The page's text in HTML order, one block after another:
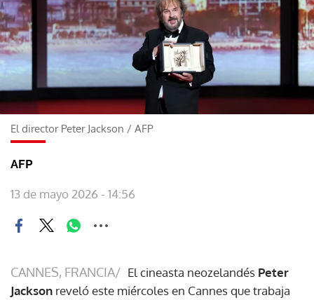
El director Peter Jackson / AFP
AFP
13 de mayo 2026 - 14:56
CANNES, FRANCIA/ El cineasta neozelandés Peter
Jackson reveló este miércoles en Cannes que trabaja